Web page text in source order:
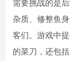
杂质、修整鱼
客们。游戏中
的菜刀，还包